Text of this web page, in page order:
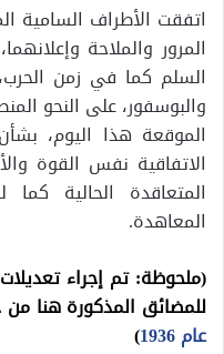
اتفقت الأطراف السامية
المرور والملاحة
السلم كما في زمن
والبوسفور، على النحو
الموقعة هذا اليوم،
الاتفاقية نفس القوة
المتعاقدة الحالية
المعاهدة.
(ملحوظة: تم إجراء
للمضائق المذكورة هنا
عام 1936
)